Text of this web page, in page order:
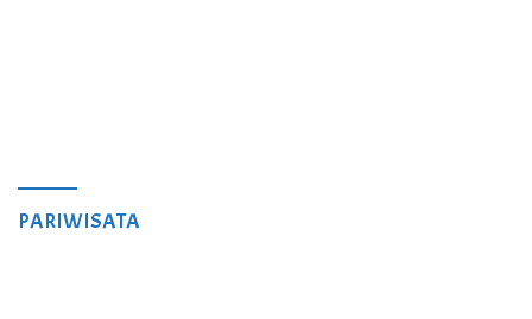
PARIWISATA